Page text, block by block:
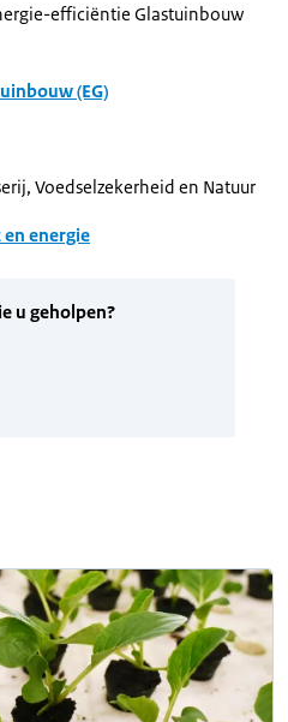
efficiëntie Glastuinbouw
(EG)
Voedselzekerheid en Natuur
energie